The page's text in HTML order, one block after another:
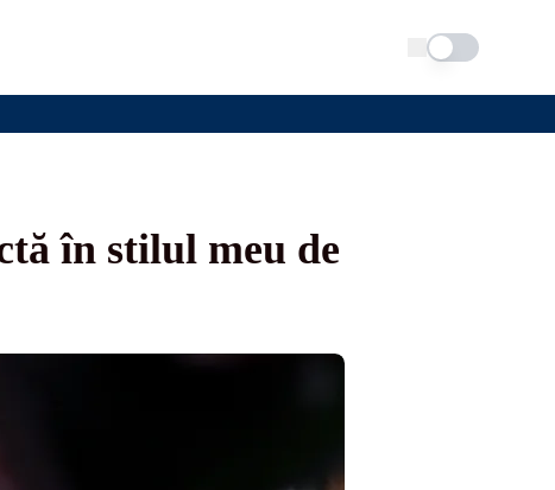
Schimba tema
în stilul meu de